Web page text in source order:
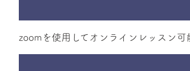
zoomを使用してオンラインレッスン可